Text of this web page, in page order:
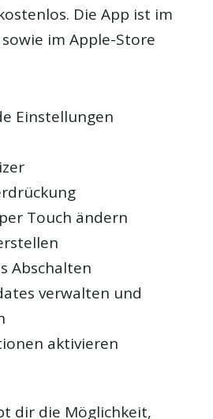
Die App ist im
im Apple-Store
Einstellungen
Touch ändern
Abschalten
verwalten und
aktivieren
dir die Möglichkeit,